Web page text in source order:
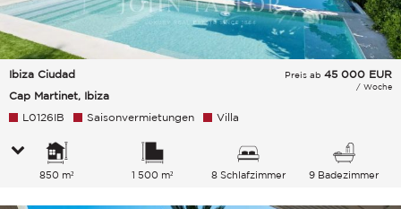
Ibiza Ciudad
Cap Martinet, Ibiza
Preis ab 45 000 EUR
/ Woche
L0126IB Saisonvermietungen Villa
850 m² 1 500 m² 8 Schlafzimmer 9 Badezimmer